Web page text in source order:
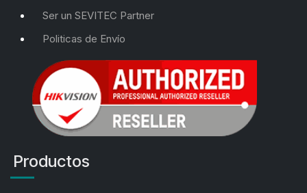
Ser un SEVITEC Partner
Politicas de Envío
Productos